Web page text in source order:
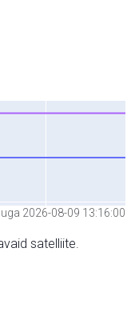
2026-08-09 13:16:00
satelliite.